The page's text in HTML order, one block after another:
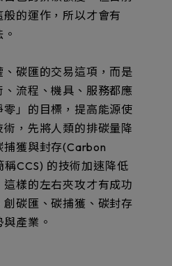
的運作，所以才會有
碳匯的交易這項，而是
流程、機具、服務都應
」的目標，提高能源使
，先將人類的排碳量降
獲與封存(Carbon
CCS) 的技術加速降低
樣的左右夾攻才有成功
碳匯、碳捕獲、碳封存
產業。